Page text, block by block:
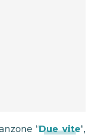
“Due vite“,